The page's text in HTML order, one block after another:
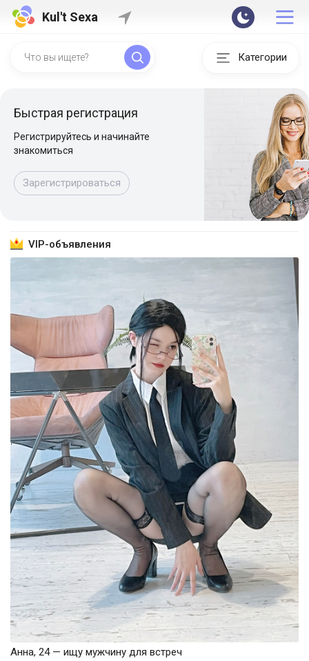
Kul't Sexa
Категории
Быстрая регистрация
Регистрируйтесь и начинайте
знакомиться
Зарегистрироваться
VIP-объявления
Анна, 24 — ищу мужчину для встреч